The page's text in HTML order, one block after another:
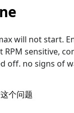
will not start.
sensitive,
off. no signs of
个问题